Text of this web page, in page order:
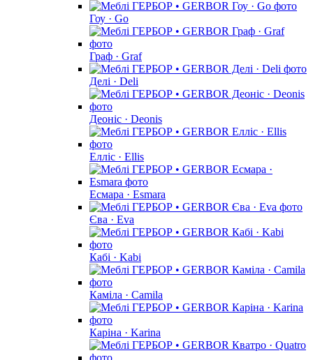
Гоу · Go
Граф · Graf
Делі · Deli
Деоніс · Deonis
Елліс · Ellis
Есмара · Esmara
Єва · Eva
Кабі · Kabi
Каміла · Camila
Каріна · Karina